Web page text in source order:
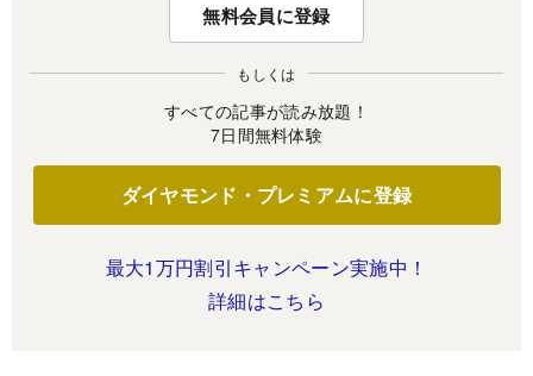
無料会員に登録
もしくは
すべての記事が読み放題！
7日間無料体験
ダイヤモンド・プレミアムに登録
最大1万円割引キャンペーン実施中！
詳細はこちら